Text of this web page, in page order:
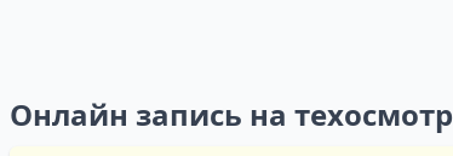
Онлайн запись на техосмотр